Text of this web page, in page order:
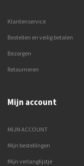
Klantenservice
Bestellen en veilig betalen
Bezorgen
Retourneren
Mijn account
MIJN ACCOUNT
Mijn bestellingen
Mijn verlanglijstje